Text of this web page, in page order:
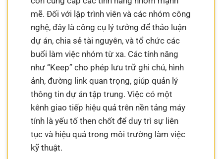
mẽ. Đối với lập trình viên và các nhóm công
nghệ, đây là công cụ lý tưởng để thảo luận
dự án, chia sẻ tài nguyên, và tổ chức các
buổi làm việc nhóm từ xa. Các tính năng
như “Keep” cho phép lưu trữ ghi chú, hình
ảnh, đường link quan trọng, giúp quản lý
thông tin dự án tập trung. Việc có một
kênh giao tiếp hiệu quả trên nền tảng máy
tính là yếu tố then chốt để duy trì sự liên
tục và hiệu quả trong môi trường làm việc
kỹ thuật.